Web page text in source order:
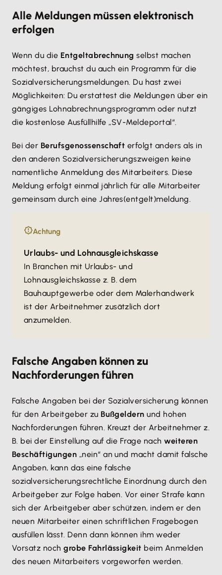
Alle Meldungen müssen elektronisch
erfolgen
Wenn du die Entgeltabrechnung selbst machen
möchtest, brauchst du auch ein Programm für die
Sozialversicherungsmeldungen. Du hast zwei
Möglichkeiten: Du erstattest die Meldungen über ein
gängiges Lohnabrechnungsprogramm oder nutzt
die kostenlose Ausfüllhilfe „SV-Meldeportal“.
Bei der Berufsgenossenschaft erfolgt anders als in
den anderen Sozialversicherungszweigen keine
namentliche Anmeldung des Mitarbeiters. Diese
Meldung erfolgt einmal jährlich für alle Mitarbeiter
gemeinsam durch eine Jahres(entgelt)meldung.
Achtung
Urlaubs- und Lohnausgleichskasse
In Branchen mit Urlaubs- und
Lohnausgleichskasse z. B. dem
Bauhauptgewerbe oder dem Malerhandwerk
ist der Arbeitnehmer zusätzlich dort
anzumelden.
Falsche Angaben können zu
Nachforderungen führen
Falsche Angaben bei der Sozialversicherung können
für den Arbeitgeber zu Bußgeldern und hohen
Nachforderungen führen. Kreuzt der Arbeitnehmer z.
B. bei der Einstellung auf die Frage nachweiteren
Beschäftigungen „nein“ an und macht damit falsche
Angaben, kann das eine falsche
sozialversicherungsrechtliche Einordnung durch den
Arbeitgeber zur Folge haben. Vor einer Strafe kann
sich der Arbeitgeber aber schützen, indem er den
neuen Mitarbeiter einen schriftlichen Fragebogen
ausfüllen lässt. Denn dann können ihm weder
Vorsatz nochgrobe Fahrlässigkeit beim Anmelden
des neuen Mitarbeiters vorgeworfen werden.